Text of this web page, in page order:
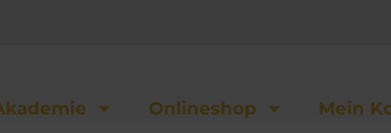
Onlineshop Mein